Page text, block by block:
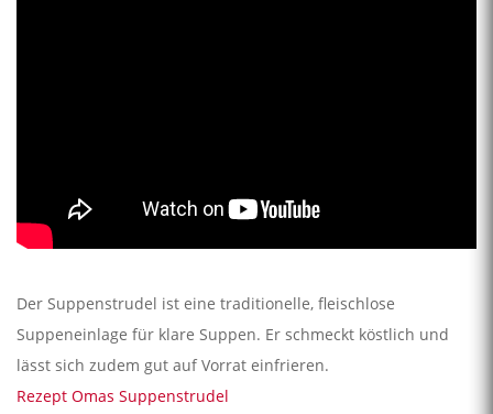
Der Suppenstrudel ist eine traditionelle, fleischlose
Suppeneinlage für klare Suppen. Er schmeckt köstlich und
lässt sich zudem gut auf Vorrat einfrieren.
Rezept Omas Suppenstrudel